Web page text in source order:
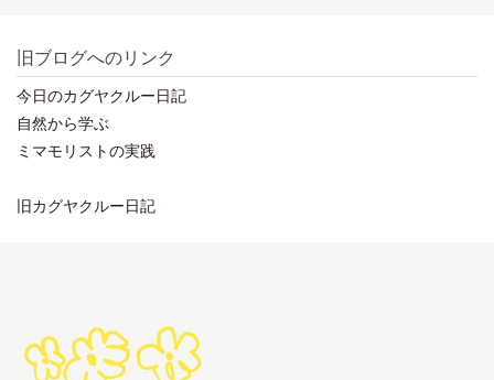
旧ブログへのリンク
今日のカグヤクルー日記
自然から学ぶ
ミマモリストの実践
旧カグヤクルー日記